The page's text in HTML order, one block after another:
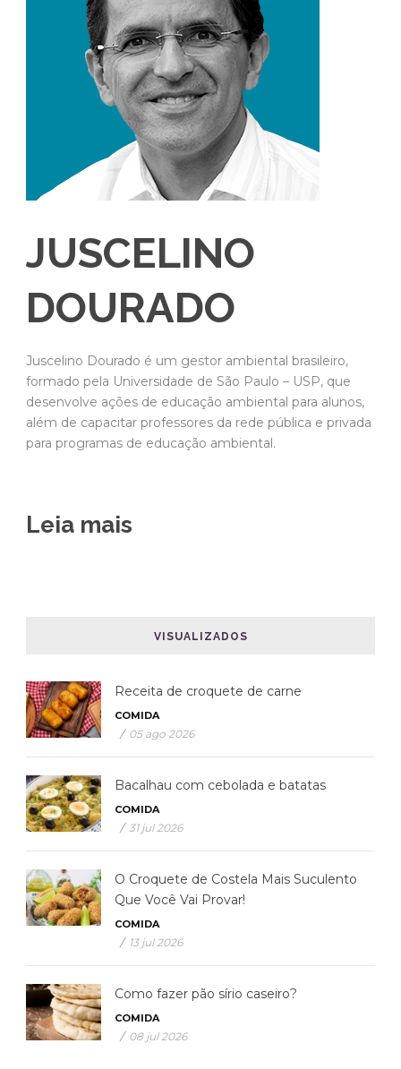
JUSCELINO
DOURADO
Juscelino Dourado é um gestor ambiental brasileiro,
formado pela Universidade de São Paulo – USP, que
desenvolve ações de educação ambiental para alunos,
além de capacitar professores da rede pública e privada
para programas de educação ambiental.
Leia mais
VISUALIZADOS
Receita de croquete de carne
COMIDA
/ 05 ago 2026
Bacalhau com cebolada e batatas
COMIDA
/ 31 jul 2026
O Croquete de Costela Mais Suculento
Que Você Vai Provar!
COMIDA
/ 13 jul 2026
Como fazer pão sírio caseiro?
COMIDA
/ 08 jul 2026